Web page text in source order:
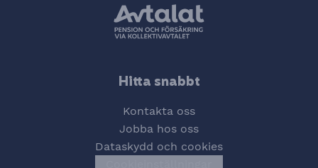
Hitta snabbt
Kontakta oss
Jobba hos oss
Dataskydd och cookies